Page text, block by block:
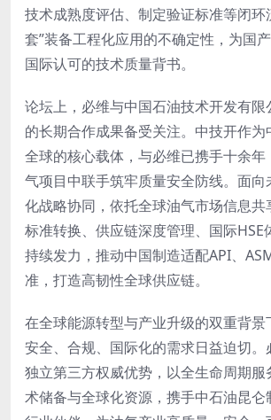
技术成熟度评估、制定验证标准等闭环
套”装备工程化应用的不确定性，为国
国际认可的技术质量背书。
论坛上，必维与中国石油技术开发有限
的长期合作成果备受关注。中技开作为
全球的核心载体，与必维已携手十余年
气项目中联手筑牢质量安全防线。面向
化战略协同，依托全球油气市场信息
标准转换、供应链深度管理、国际HSE
持续发力，推动中国制造适配API、
准，打造高韧性全球供应链。
在全球能源转型与产业升级的双重背
安全、合规、国际化的需求日益迫切
独立第三方权威优势，以全生命周期
术储备与全球化资源，携手中石油昆